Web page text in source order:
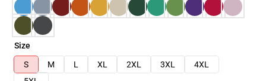
Size
S
M L XL 2XL 3XL
4XL